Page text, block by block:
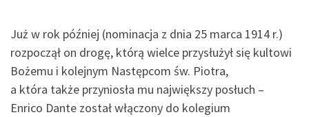
Już w rok później (nominacja z dnia 25 marca 1914 r.)
rozpoczął on drogę, którą wielce przysłużył się kultowi
Bożemu i kolejnym Następcom św. Piotra,
a która także przyniosła mu największy posłuch –
Enrico Dante został włączony do kolegium